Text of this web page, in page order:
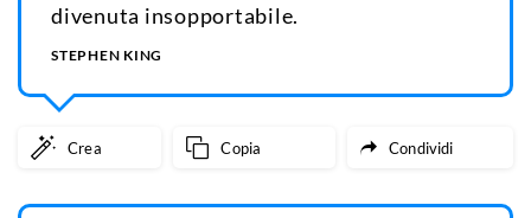
divenuta insopportabile.
STEPHEN KING
Crea Copia Condividi